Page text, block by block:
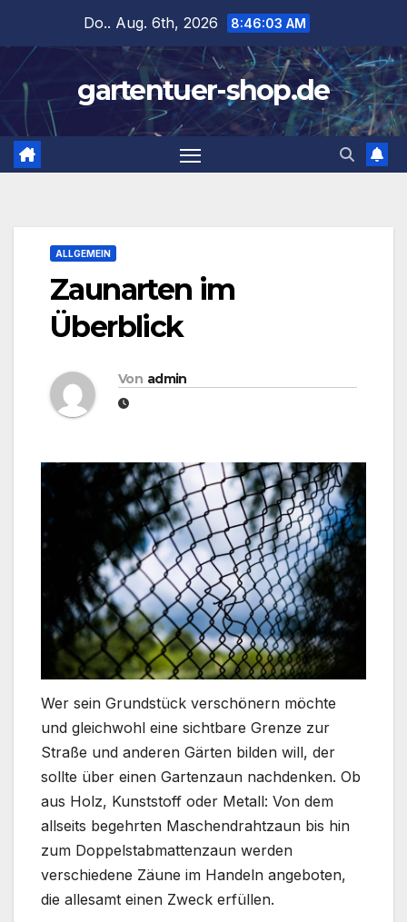
springen
Do.. Aug. 6th, 2026 8:46:04 AM
gartentuer-shop.de
ALLGEMEIN
Zaunarten im
Überblick
Von admin
Wer sein Grundstück verschönern möchte
und gleichwohl eine sichtbare Grenze zur
Straße und anderen Gärten bilden will, der
sollte über einen Gartenzaun nachdenken. Ob
aus Holz, Kunststoff oder Metall: Von dem
allseits begehrten Maschendrahtzaun bis hin
zum Doppelstabmattenzaun werden
verschiedene Zäune im Handeln angeboten,
die allesamt einen Zweck erfüllen.